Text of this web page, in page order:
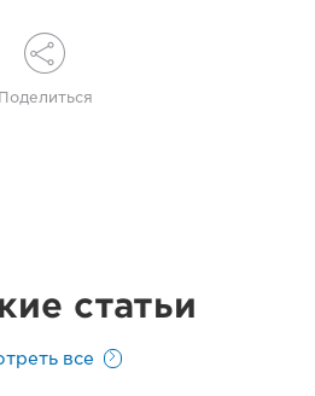
Поделиться
статьи
все